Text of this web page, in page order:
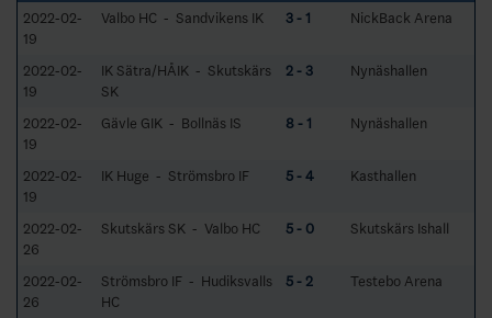
2022-02-
19
Valbo HC - Sandvikens IK 3 - 1 NickBack Arena
2022-02-
19
IK Sätra/HÅIK - Skutskärs
SK
2 - 3 Nynäshallen
2022-02-
19
Gävle GIK - Bollnäs IS 8 - 1 Nynäshallen
2022-02-
19
IK Huge - Strömsbro IF 5 - 4 Kasthallen
2022-02-
26
Skutskärs SK - Valbo HC 5 - 0 Skutskärs Ishall
2022-02-
26
Strömsbro IF - Hudiksvalls
HC
5 - 2 Testebo Arena